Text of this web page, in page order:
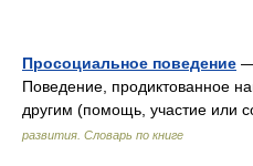
Просоциальное поведение —
Поведение, продиктованное
другим (помощь, участие или
развития. Словарь по книге